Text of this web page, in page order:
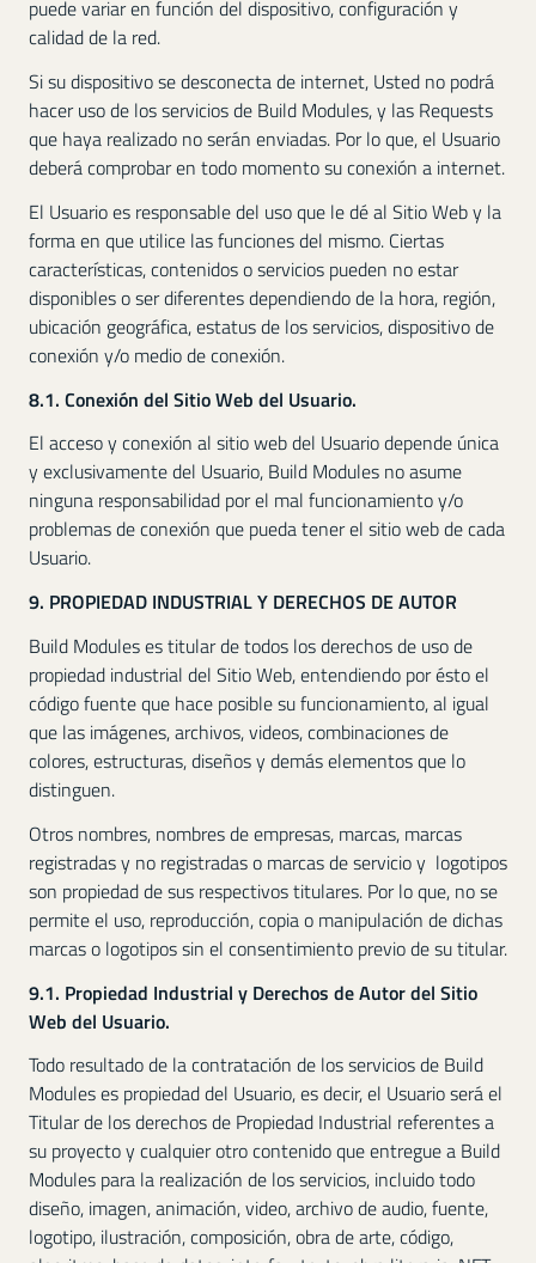
puede variar en función del dispositivo, configuración y
calidad de la red.
Si su dispositivo se desconecta de internet, Usted no podrá
hacer uso de los servicios de Build Modules, y las Requests
que haya realizado no serán enviadas. Por lo que, el Usuario
deberá comprobar en todo momento su conexión a internet.
El Usuario es responsable del uso que le dé al Sitio Web y la
forma en que utilice las funciones del mismo. Ciertas
características, contenidos o servicios pueden no estar
disponibles o ser diferentes dependiendo de la hora, región,
ubicación geográfica, estatus de los servicios, dispositivo de
conexión y/o medio de conexión.
8.1. Conexión del Sitio Web del Usuario.
El acceso y conexión al sitio web del Usuario depende única
y exclusivamente del Usuario, Build Modules no asume
ninguna responsabilidad por el mal funcionamiento y/o
problemas de conexión que pueda tener el sitio web de cada
Usuario.
9. PROPIEDAD INDUSTRIAL Y DERECHOS DE AUTOR
Build Modules es titular de todos los derechos de uso de
propiedad industrial del Sitio Web, entendiendo por ésto el
código fuente que hace posible su funcionamiento, al igual
que las imágenes, archivos, videos, combinaciones de
colores, estructuras, diseños y demás elementos que lo
distinguen.
Otros nombres, nombres de empresas, marcas, marcas
registradas y no registradas o marcas de servicio y logotipos
son propiedad de sus respectivos titulares. Por lo que, no se
permite el uso, reproducción, copia o manipulación de dichas
marcas o logotipos sin el consentimiento previo de su titular.
9.1. Propiedad Industrial y Derechos de Autor del Sitio
Web del Usuario.
Todo resultado de la contratación de los servicios de Build
Modules es propiedad del Usuario, es decir, el Usuario será el
Titular de los derechos de Propiedad Industrial referentes a
su proyecto y cualquier otro contenido que entregue a Build
Modules para la realización de los servicios, incluido todo
diseño, imagen, animación, video, archivo de audio, fuente,
logotipo, ilustración, composición, obra de arte, código,